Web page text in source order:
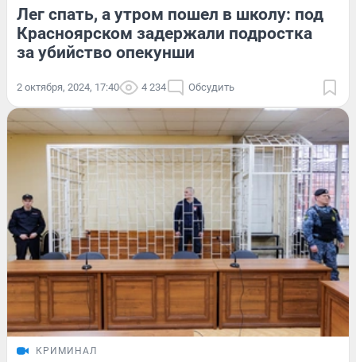
Лег спать, а утром пошел в школу: под
Красноярском задержали подростка
за убийство опекунши
2 октября, 2024, 17:40 4 234 Обсудить
КРИМИНАЛ